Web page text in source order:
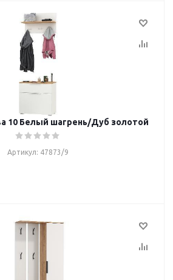
10 Белый шагрень/Дуб золотой
Артикул: 47873/9